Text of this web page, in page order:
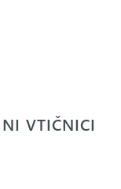
VTIČNICI